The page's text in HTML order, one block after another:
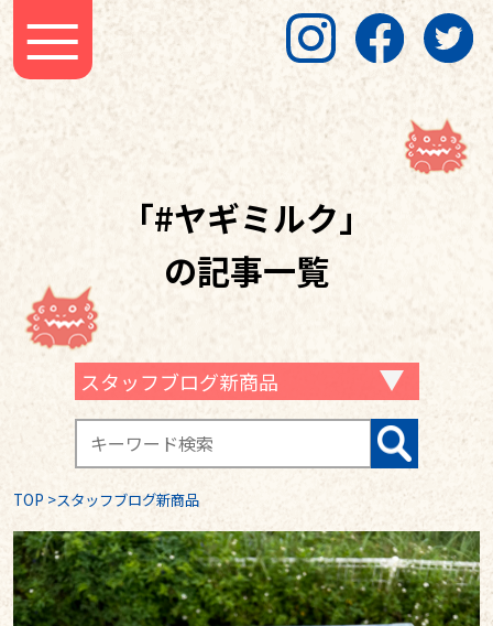
「#ヤギミルク」
の記事一覧
スタッフブログ新商品
TOP >スタッフブログ新商品